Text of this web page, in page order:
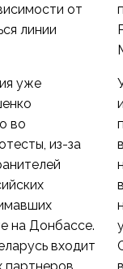
от
линии
уже
во
из-за
на Донбассе.
входит